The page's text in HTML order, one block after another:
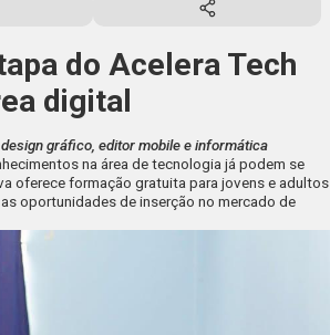
do Acelera Tech
digital
gráfico, editor mobile e informática
na área de tecnologia já podem se
oferece formação gratuita para jovens e adultos
oportunidades de inserção no mercado de